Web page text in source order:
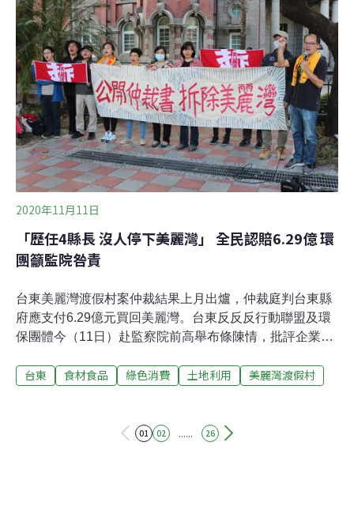
灣，台東縣政府宣布，將朝公共海水浴場規劃，預計2021
年夏天啟用；其他的土地，則由部落討論怎麼使用。這是
個模糊的說法。海水浴場的管理中心，就直接使用美麗灣
建築嗎？這座量體巨大的建築，部落怎麼跟管理中心分開
使用？其實到最後，會不會又是以「經營管理不易」的說
法，變成住宿或其他商業使用？15年來堅持反對美麗灣的
環保團體認為，美麗灣應該拆除。建築師曹羅羿表示，拆
掉整棟建物大
2020年11月11日
「歷任4縣長 沒人停下美麗灣」 全民認賠6.29億 環
團籲監院咎責
台東美麗灣渡假村案仲裁結果上月出爐，仲裁庭判台東縣
府應支付6.29億元買回美麗灣。台東反反反行動聯盟及環
保團體今（11日）赴監察院前高舉布條陳情，批評企業違
出，美麗灣建築物法定價格僅有1億多元，卻判賠逾6億，
清美麗灣BOT開發案的錯誤政策，應由誰負政治責任。美
台東 食材食品 綠色消費 土地利用 美麗灣渡假村
01 02 ...... 26